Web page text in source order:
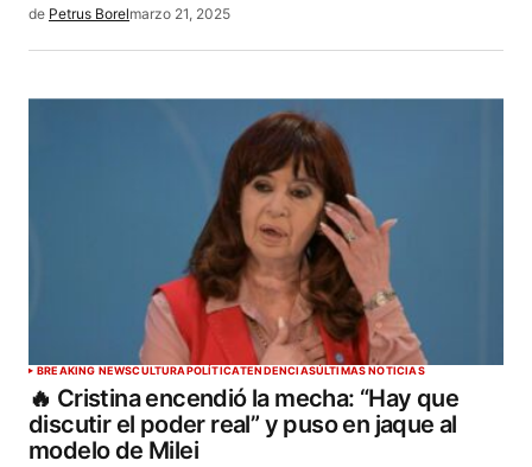
de Petrus Borelmarzo 21, 2025
BREAKING NEWSCULTURAPOLÍTICATENDENCIASÚLTIMAS NOTICIAS
🔥 Cristina encendió la mecha: “Hay que
discutir el poder real” y puso en jaque al
modelo de Milei